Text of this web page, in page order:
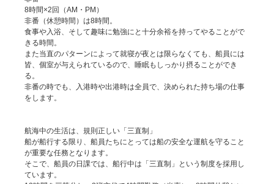
8時間×2回（AM・PM）
非番（休憩時間）は8時間。
食事や入浴、そして趣味に勉強にと十分余裕を持ってやることがで
きる時間。
また当直のパターンによって就寝が夜とは限らなくても、船員には
皆、個室が与えられているので、睡眠もしっかり摂ることができ
る。
非番の時でも、入港時や出港時は全員で、決められた持ち場の仕事
をします。
航海中の生活は、規則正しい「三直制」
船が船行する限り、船員たちにとっては船の安全な運航を守ること
が重要な任務となります。
そこで、船員の日課では、船行中は「三直制」という制度を採用し
ています。